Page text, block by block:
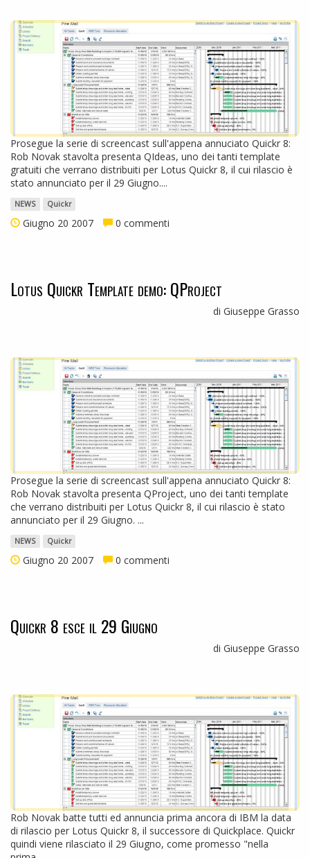
Prosegue la serie di screencast sull'appena annuciato Quickr 8:
Rob Novak stavolta presenta QIdeas, uno dei tanti template
gratuiti che verrano distribuiti per Lotus Quickr 8, il cui rilascio è
stato annunciato per il 29 Giugno....
NEWS Quickr
Giugno 20 2007 0 commenti
Lotus Quickr Template demo: QProject
di Giuseppe Grasso
Prosegue la serie di screencast sull'appena annuciato Quickr 8:
Rob Novak stavolta presenta QProject, uno dei tanti template
che verrano distribuiti per Lotus Quickr 8, il cui rilascio è stato
annunciato per il 29 Giugno. ...
NEWS Quickr
Giugno 20 2007 0 commenti
Quickr 8 esce il 29 Giugno
di Giuseppe Grasso
Rob Novak batte tutti ed annuncia prima ancora di IBM la data
di rilascio per Lotus Quickr 8, il successore di Quickplace. Quickr
quindi viene rilasciato il 29 Giugno, come promesso "nella